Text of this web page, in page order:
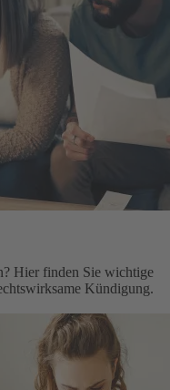
Hier finden Sie wichtige
Kündigung.